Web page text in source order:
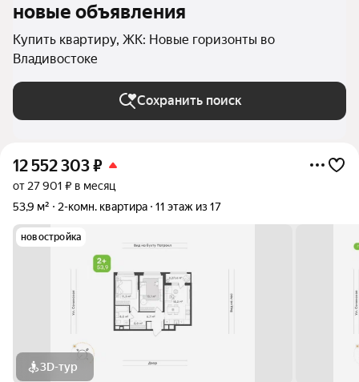
новые объявления
Купить квартиру, ЖК: Новые горизонты во
Владивостоке
Сохранить поиск
12 552 303₽
от 27 901 ₽ в месяц
53,9 м²
2-комн. квартира 11 этаж из 17
новостройка
3D-тур